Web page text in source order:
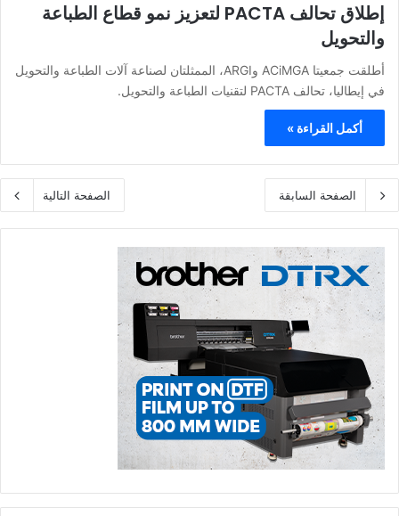
إطلاق تحالف PACTA لتعزيز نمو قطاع الطباعة
والتحويل
أطلقت جمعيتا ACiMGA وARGI، الممثلتان لصناعة آلات الطباعة والتحويل
في إيطاليا، تحالف PACTA لتقنيات الطباعة والتحويل.
أكمل القراءة »
الصفحة السابقة الصفحة التالية